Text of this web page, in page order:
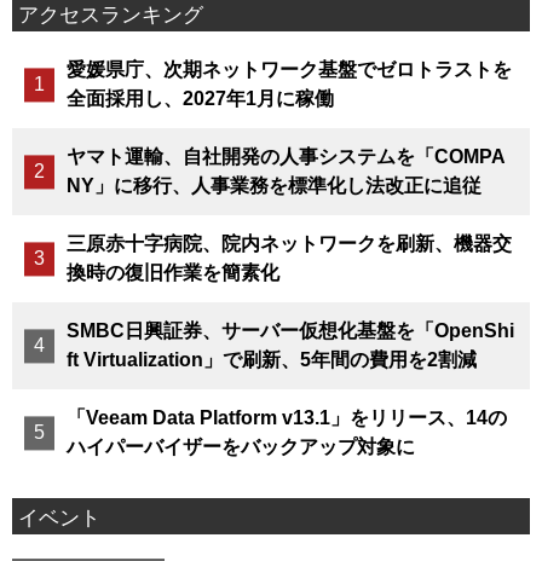
アクセスランキング
愛媛県庁、次期ネットワーク基盤でゼロトラストを
全面採用し、2027年1月に稼働
ヤマト運輸、自社開発の人事システムを「COMPA
NY」に移行、人事業務を標準化し法改正に追従
三原赤十字病院、院内ネットワークを刷新、機器交
換時の復旧作業を簡素化
SMBC日興証券、サーバー仮想化基盤を「OpenShi
ft Virtualization」で刷新、5年間の費用を2割減
「Veeam Data Platform v13.1」をリリース、14の
ハイパーバイザーをバックアップ対象に
イベント